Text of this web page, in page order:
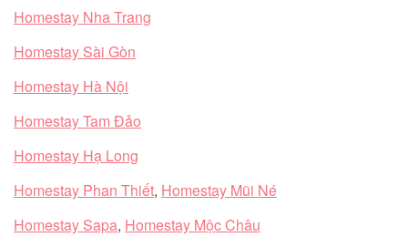
Homestay Nha Trang
Homestay Sài Gòn
Homestay Hà Nội
Homestay Tam Đảo
Homestay Hạ Long
Homestay Phan Thiết, Homestay Mũi Né
Homestay Sapa, Homestay Mộc Châu